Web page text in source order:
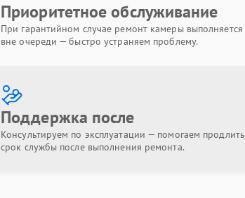
Приоритетное обслуживание
При гарантийном случае ремонт камеры выполняется
вне очереди — быстро устраняем проблему.
Поддержка после
Консультируем по эксплуатации — помогаем продлить
срок службы после выполнения ремонта.